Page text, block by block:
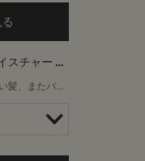
スチャー マ
髪、またパー
だ髪に